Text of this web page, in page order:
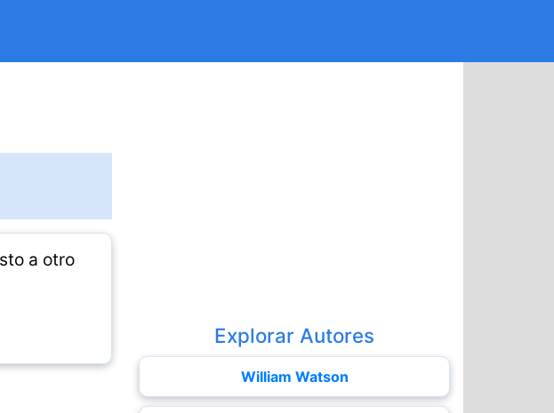
a otro
Explorar Autores
William Watson